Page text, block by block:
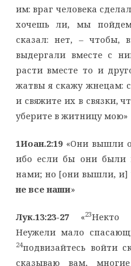
им: враг человека
хочешь ли, мы
сказал: нет, – чтобы,
выдергали вместе с
расти вместе то и
жатвы я скажу жнецам:
и свяжите их в связки,
уберите в житницу мою»
1Иоан.2:19«Они вышли
ибо если бы они были
нами; но [они вышли, и]
не все наши»
Лук.13:23-27«23Некто
Неужели мало
24подвизайтесь войти
сказываю вам,